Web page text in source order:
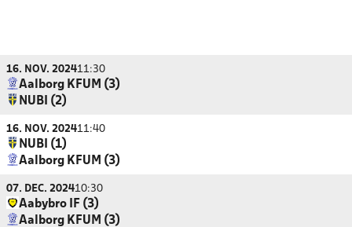
16. NOV. 202411:30
Aalborg KFUM (3)
NUBI (2)
16. NOV. 202411:40
NUBI (1)
Aalborg KFUM (3)
07. DEC. 202410:30
Aabybro IF (3)
Aalborg KFUM (3)